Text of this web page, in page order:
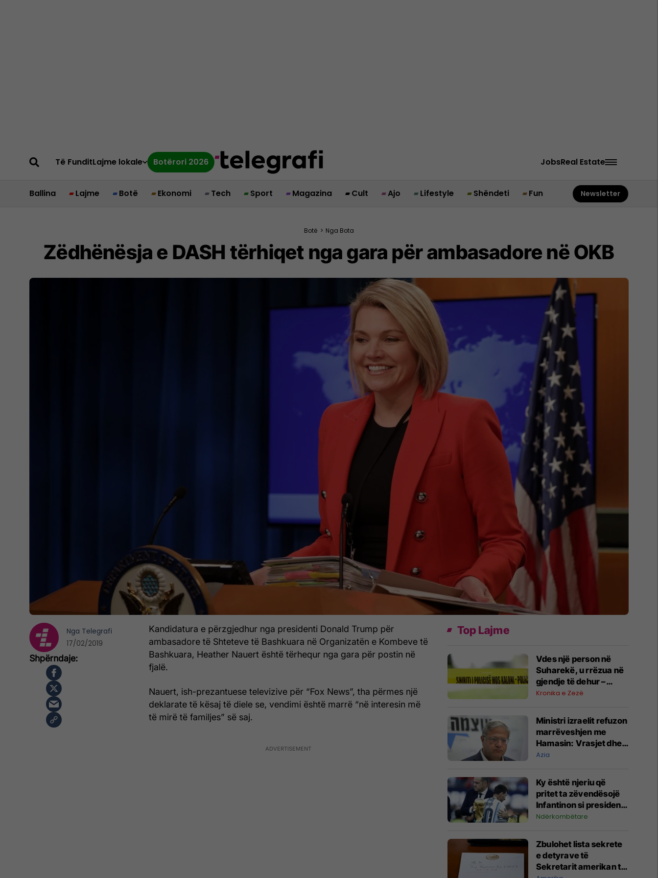
Të FunditLajme lokale Botërori 2026 JobsReal Estate
Ballina Lajme Botë Ekonomi Tech Sport Magazina Cult Ajo Lifestyle Shëndeti Fun Newsletter
Botë > Nga Bota
Zëdhënësja e DASH tërhiqet nga gara për ambasadore në OKB
Kandidatura e përzgjedhur nga presidenti Donald Trump për
ambasadore të Shteteve të Bashkuara në Organizatën e Kombeve të
Bashkuara, Heather Nauert është tërhequr nga gara për postin në
fjalë.
Nauert, ish-prezantuese televizive për “Fox News”, tha përmes një
deklarate të kësaj të diele se, vendimi është marrë “në interesin më
të mirë të familjes” së saj.
Nga Telegrafi
17/02/2019
Top Lajme
Vdes një person në
Suharekë, u rrëzua në
gjendje të dehur –
hetohet rasti
Kronika e Zezë
Ministri izraelit refuzon
marrëveshjen me
Hamasin: Vrasjet dhe
shpërngulja e
vazhdojnë
Azia
Ky është njeriu që
pritet ta zëvendësojë
Infantinon si president i
FIFA-s
Ndërkombëtare
Zbulohet lista sekrete
e detyrave të
Sekretarit amerikan të